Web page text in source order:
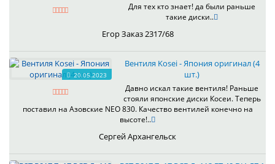
Для тех кто знает! да были раньше
такие диски..
Егор Заказ 2317/68
20.05.2023
Вентиля Kosei - Япония оригинал (4
шт.)
Давно искал такие вентиля! Раньше
стояли японские диски Косеи. Теперь
поставил на Азовские NEO 830. Качество вентилей конечно на
высоте!..
Сергей Архангельск